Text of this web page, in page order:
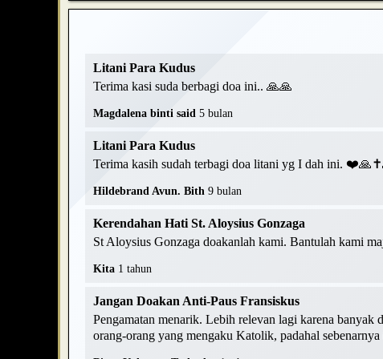
Litani Para Kudus
Terima kasi suda berbagi doa ini.. 🙏🙏
Magdalena binti said 5 bulan
Litani Para Kudus
Terima kasih sudah terbagi doa litani yg I dah ini.
Hildebrand Avun. Bith 9 bulan
Kerendahan Hati St. Aloysius Gonzaga
St Aloysius Gonzaga doakanlah kami. Bantulah kami
Kita 1 tahun
Jangan Doakan Anti-Paus Fransiskus
Pengamatan menarik. Lebih relevan lagi karena
orang-orang yang mengaku Katolik, padahal